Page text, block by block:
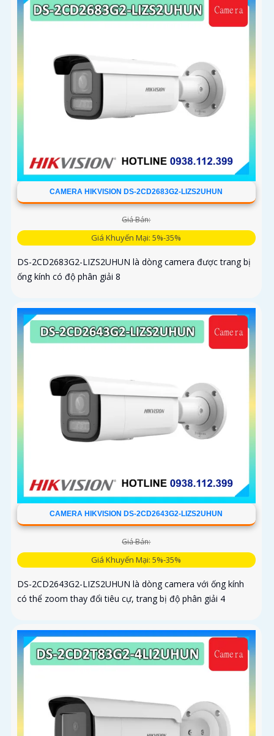
CAMERA HIKVISION DS-2CD2683G2-LIZS2UHUN
Giá Bán:
Giá Khuyến Mại: 5%-35%
DS-2CD2683G2-LIZS2UHUN là dòng camera được trang bị
ống kính có độ phân giải 8
CAMERA HIKVISION DS-2CD2643G2-LIZS2UHUN
Giá Bán:
Giá Khuyến Mại: 5%-35%
DS-2CD2643G2-LIZS2UHUN là dòng camera với ống kính
có thể zoom thay đổi tiêu cự, trang bị độ phân giải 4